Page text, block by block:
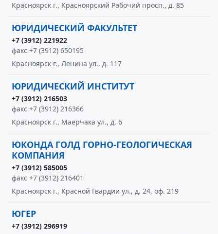
Красноярск г., Красноярский Рабочий просп., д. 85
ЮРИДИЧЕСКИЙ ФАКУЛЬТЕТ
+7 (3912) 221922
факс +7 (3912) 650195
Красноярск г., Ленина ул., д. 117
ЮРИДИЧЕСКИЙ ИНСТИТУТ
+7 (3912) 216503
факс +7 (3912) 216366
Красноярск г., Маерчака ул., д. 6
ЮКОНДА ГОЛД ГОРНО-ГЕОЛОГИЧЕСКАЯ
КОМПАНИЯ
+7 (3912) 585005
факс +7 (3912) 216401
Красноярск г., Красной Гвардии ул., д. 24, оф. 219
ЮГЕР
+7 (3912) 296919